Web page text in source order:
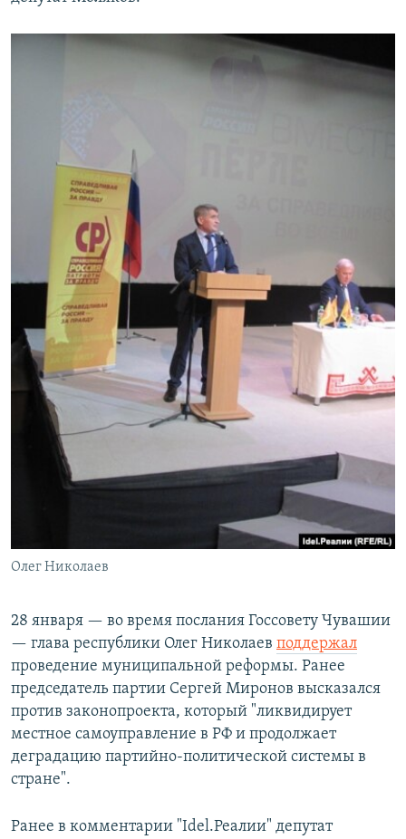
Олег Николаев
28 января — во время послания Госсовету Чувашии
— глава республики Олег Николаев поддержал
проведение муниципальной реформы. Ранее
председатель партии Сергей Миронов высказался
против законопроекта, который "ликвидирует
местное самоуправление в РФ и продолжает
деградацию партийно-политической системы в
стране".
Ранее в комментарии "Idel.Реалии" депутат